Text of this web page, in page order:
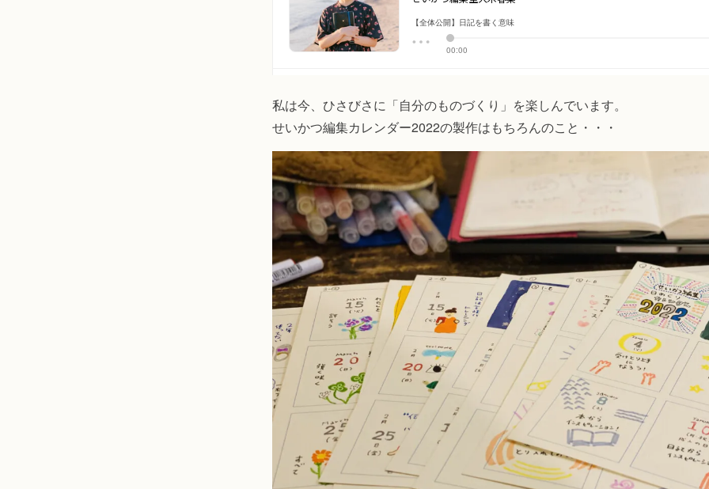
私は今、ひさびさに「自分のものづくり」を楽しんでいます。
せいかつ編集カレンダー2022の製作はもちろんのこと・・・